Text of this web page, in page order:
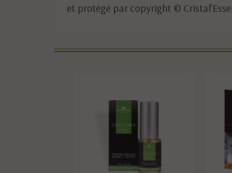
et protégé par copyright ©